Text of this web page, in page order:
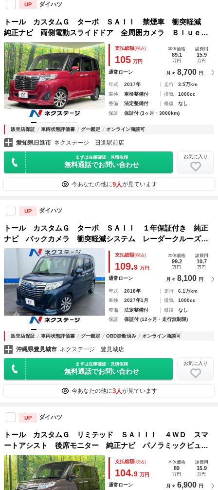
UP ダイハツ
トール カスタムＧ ターボ ＳＡＩＩ 禁煙車 衝突軽減
純正ナビ 両側電動スライドドア 全周囲カメラ Ｂｌｕｅｔ
ｏｏｔｈ ＥＴＣ レーダークルーズコントロール ＬＥＤヘ
ッド ＬＥＤフォグ スマートキー 電動格納ミラー ドアバ
イザー
支払総額(税込)
105 万円
本体価格
89.1
万円
諸費用
15.9
万円
通常ローン 月々 8,700 円
年式 2017年 走行
3.5万km
車検
車検整備付 排気
1000cc
整備
法定整備付 修復
なし
保証
保証付 (3ヶ月・3000km)
販売店保証 車両状態評価書 グー鑑定 オンライン商談可
愛知県日進市 ネクステージ 日進駅前店
まずは在庫確認・見積依頼
無料通話でお問い合わせ
お気に入り
今あなたの他に9人が見ています
UP ダイハツ
トール カスタムＧ ターボ ＳＡＩＩ １年保証付き 純正
ナビ バックカメラ 衝突軽減システム レーダークルーズ
禁煙車 コーナーセンサー スマートキー ＬＥＤヘッド 純
正１５インチアルミ オートライト オートエアコン Ｂｌｕ
ｅｔｏｏｔｈ
支払総額(税込)
109.9 万円
本体価格
99.2
万円
諸費用
10.7
万円
通常ローン 月々 8,100 円
年式 2018年 走行
6.1万km
車検
2027年1月 排気
1000cc
整備
法定整備付 修復
なし
保証
保証付 (12ヶ月・走行無制限)
販売店保証 車両状態評価書 グー鑑定 OBD診断済み オンライン商談可
沖縄県豊見城市 ネクステージ 豊見城店
まずは在庫確認・見積依頼
無料通話でお問い合わせ
お気に入り
今あなたの他に3人が見ています
UP ダイハツ
トール カスタムＧ リミテッド ＳＡＩＩＩ ４ＷＤ スマ
ートアシスト 後席モニター 純正ナビ パノラミックビュ
ー Ｂｌｕｅｔｏｏｔｈ ドライブレコーダー フルセグ Ｅ
ＴＣ 禁煙車 両側パワースライドドア ＬＥＤヘッド フロ
ントフォグ
支払総額(税込)
104.9 万円
本体価格
89
万円
諸費用
15.9
万円
通常ローン 月々 6,900 円